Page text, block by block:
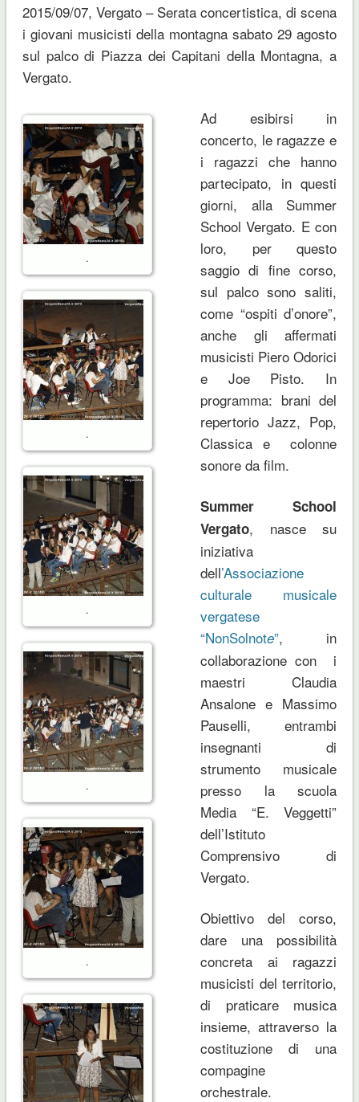
2015/09/07, Vergato – Serata concertistica, di scena
i giovani musicisti della montagna sabato 29 agosto
sul palco di Piazza dei Capitani della Montagna, a
Vergato.
.
.
.
Ad esibirsi in
concerto, le ragazze e
i ragazzi che hanno
partecipato, in questi
giorni, alla Summer
School Vergato. E con
loro, per questo
saggio di fine corso,
sul palco sono saliti,
come “ospiti d’onore”,
anche gli affermati
musicisti Piero Odorici
e Joe Pisto. In
programma: brani del
repertorio Jazz, Pop,
Classica e colonne
sonore da film.
.
.
Summer School
Vergato, nasce su
iniziativa
dell’Associazione
culturale musicale
vergatese
“NonSolnote”, in
collaborazione con i
maestri Claudia
Ansalone e Massimo
Pauselli, entrambi
insegnanti di
strumento musicale
presso la scuola
Media “E. Veggetti”
dell’Istituto
Comprensivo di
Vergato.
Obiettivo del corso,
dare una possibilità
concreta ai ragazzi
musicisti del territorio,
di praticare musica
insieme, attraverso la
costituzione di una
compagine
orchestrale.